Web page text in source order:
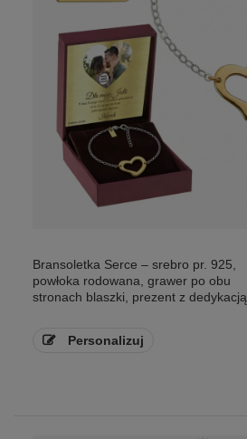
Bransoletka Serce – srebro pr. 925,
powłoka rodowana, grawer po obu
stronach blaszki, prezent z dedykacją
Personalizuj